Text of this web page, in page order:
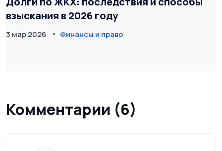
взыскания в 2026 году
3 мар 2026 Финансы и право
Комментарии (6)